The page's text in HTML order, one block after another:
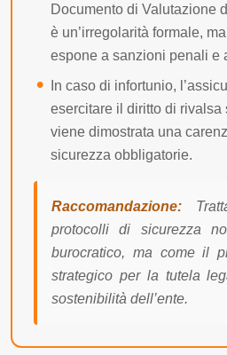
Documento di Valutazione
è un’irregolarità formale,
espone a sanzioni penali e
In caso di infortunio,
esercitare il diritto di rivalsa
viene dimostrata una
sicurezza obbligatorie.
Raccomandazione:
protocolli di sicurezza
burocratico, ma come il
strategico per la tutela
sostenibilità dell’ente.